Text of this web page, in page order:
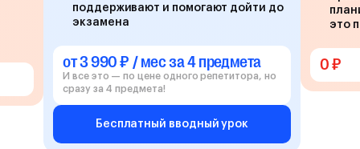
поддерживают и помогают дойти до
экзамена
от 3 990 ₽ / мес за 4 предмета
И все это — по цене одного репетитора, но
сразу за 4 предмета!
Бесплатный вводный урок
это
0 ₽